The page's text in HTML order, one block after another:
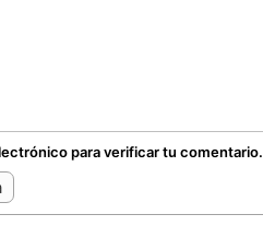
para verificar tu comentario.